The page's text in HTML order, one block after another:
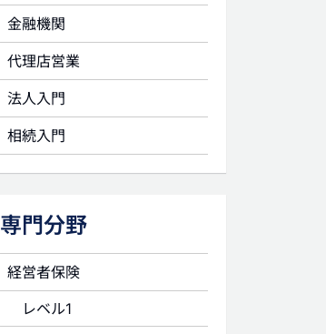
金融機関
代理店営業
法人入門
相続入門
専門分野
経営者保険
レベル1